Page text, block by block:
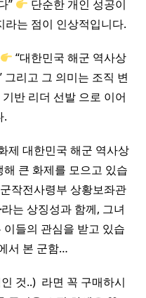
”
단순한 개인 성공이
라는 점이 인상적입니다.
“대한민국 해군 역사상
그리고 그 의미는 조직 변
반 리더 선발 으로 이어
.
제 대한민국 해군 역사상
해 큰 화제를 모으고 있습
작전사령부 상황보좌관
라는 상징성과 함께, 그녀
들의 관심을 받고 있습
서 본 군함…
것..) ​ 라면 꼭 구매하시